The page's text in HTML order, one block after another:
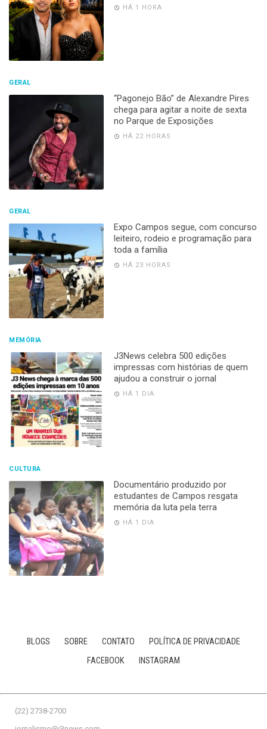
HÁ 1 HORA
GERAL
“Pagonejo Bão” de Alexandre Pires
chega para agitar a noite de sexta
no Parque de Exposições
HÁ 22 HORAS
GERAL
Expo Campos segue, com concurso
leiteiro, rodeio e programação para
toda a família
HÁ 23 HORAS
MEMÓRIA
J3News celebra 500 edições
impressas com histórias de quem
ajudou a construir o jornal
HÁ 1 DIA
CULTURA
Documentário produzido por
estudantes de Campos resgata
memória da luta pela terra
HÁ 1 DIA
BLOGS SOBRE CONTATO
POLÍTICA DE PRIVACIDADE
FACEBOOK
INSTAGRAM
(22) 2738-2700